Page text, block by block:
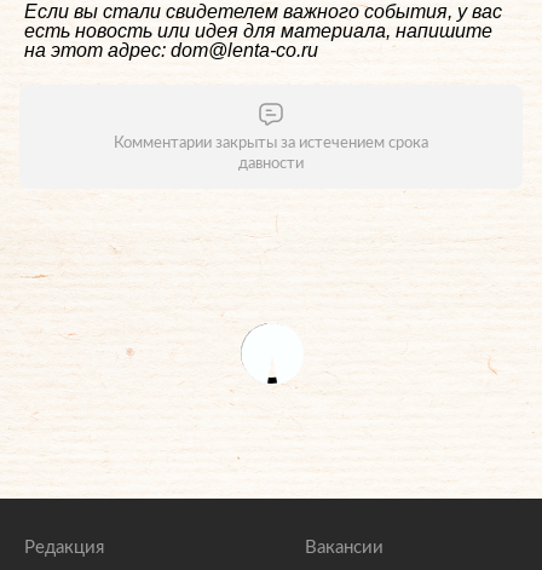
Если вы стали свидетелем важного события, у вас
есть новость или идея для материала, напишите
на этот адрес: dom@lenta-co.ru
Комментарии закрыты за истечением срока
давности
Редакция Вакансии